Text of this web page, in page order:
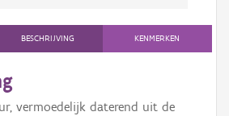
BESCHRIJVING KENMERKEN
vermoedelijk daterend uit de